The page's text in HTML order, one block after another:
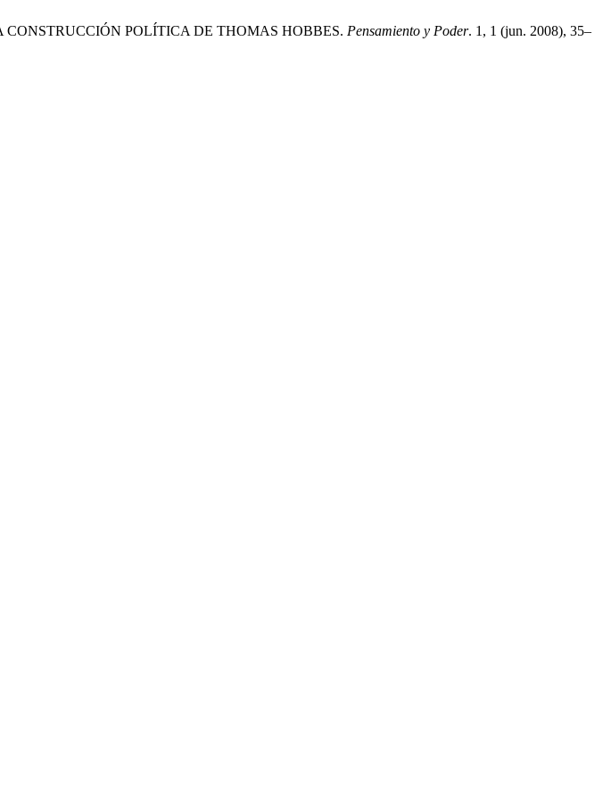
CONSTRUCCIÓN POLÍTICA DE THOMAS HOBBES. Pensamiento y Poder. 1, 1 (jun. 2008), 35–